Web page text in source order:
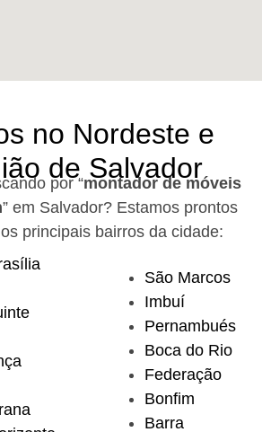
no Nordeste e
de Salvador
por “montador de móveis
” em Salvador? Estamos prontos
principais bairros da cidade:
São Marcos
Imbuí
Pernambués
Boca do Rio
Federação
Bonfim
Barra